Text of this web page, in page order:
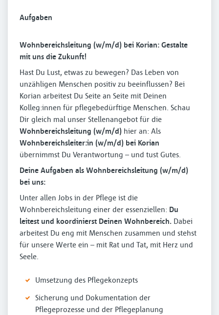
Aufgaben
Wohnbereichsleitung (w/m/d) bei Korian: Gestalte
mit uns die Zukunft!
Hast Du Lust, etwas zu bewegen? Das Leben von
unzähligen Menschen positiv zu beeinflussen? Bei
Korian arbeitest Du Seite an Seite mit Deinen
Kolleg:innen für pflegebedürftige Menschen. Schau
Dir gleich mal unser Stellenangebot für die
Wohnbereichsleitung (w/m/d) hier an: Als
Wohnbereichsleiter:in (w/m/d) bei Korian
übernimmst Du Verantwortung – und tust Gutes.
Deine Aufgaben als Wohnbereichsleitung (w/m/d)
bei uns:
Unter allen Jobs in der Pflege ist die
Wohnbereichsleitung einer der essenziellen: Du
leitest und koordinierst Deinen Wohnbereich. Dabei
arbeitest Du eng mit Menschen zusammen und stehst
für unsere Werte ein – mit Rat und Tat, mit Herz und
Seele.
Umsetzung des Pflegekonzepts
Sicherung und Dokumentation der
Pflegeprozesse und der Pflegeplanung